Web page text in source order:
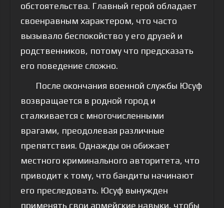
обстоятельства. Главный герой обладает
своенравным характером, что часто
вызывало беспокойство у его друзей и
родственников, потому что предсказать
его поведение сложно.
После окончания военной службы Юсуф
возвращается в родной город и
сталкивается с многочисленными
врагами, преодолевая различные
препятствия. Однажды он обижает
местного криминального авторитета, что
приводит к тому, что бандиты начинают
его преследовать. Юсуф вынужден
применять свои армейские навыки, чтобы